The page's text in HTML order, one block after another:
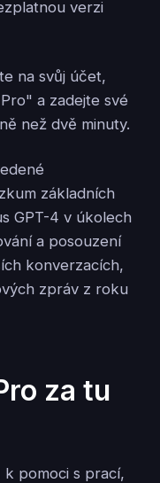
verzi
na svůj účet,
a zadejte své
než dvě minuty.
základních
GPT-4 v úkolech
a posouzení
konverzacích,
zpráv z roku
za tu
pomoci s prací,